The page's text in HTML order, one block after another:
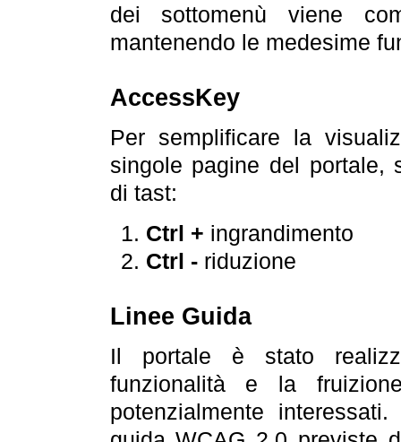
dei sottomenù viene
mantenendo le medesime
AccessKey
Per semplificare la
singole pagine del portale,
di tast:
Ctrl + ingrandimento
Ctrl -riduzione
Linee Guida
Il portale è stato
funzionalità e la
potenzialmente